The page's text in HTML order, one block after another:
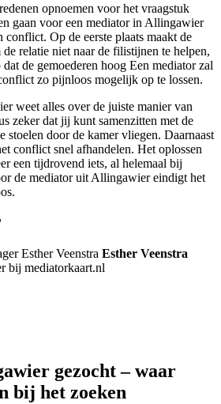
opnoemen voor het vraagstuk
gaan voor een mediator in Allingawier
conflict. Op de eerste plaats maakt de
relatie niet naar de filistijnen te helpen,
de gemoederen hoog Een mediator zal
zo pijnloos mogelijk op te lossen.
weet alles over de juiste manier van
zeker dat jij kunt samenzitten met de
stoelen door de kamer vliegen. Daarnaast
conflict snel afhandelen. Het oplossen
een tijdrovend iets, al helemaal bij
de mediator uit Allingawier eindigt het
Esther Veenstra
bij mediatorkaart.nl
gezocht – waar
bij het zoeken